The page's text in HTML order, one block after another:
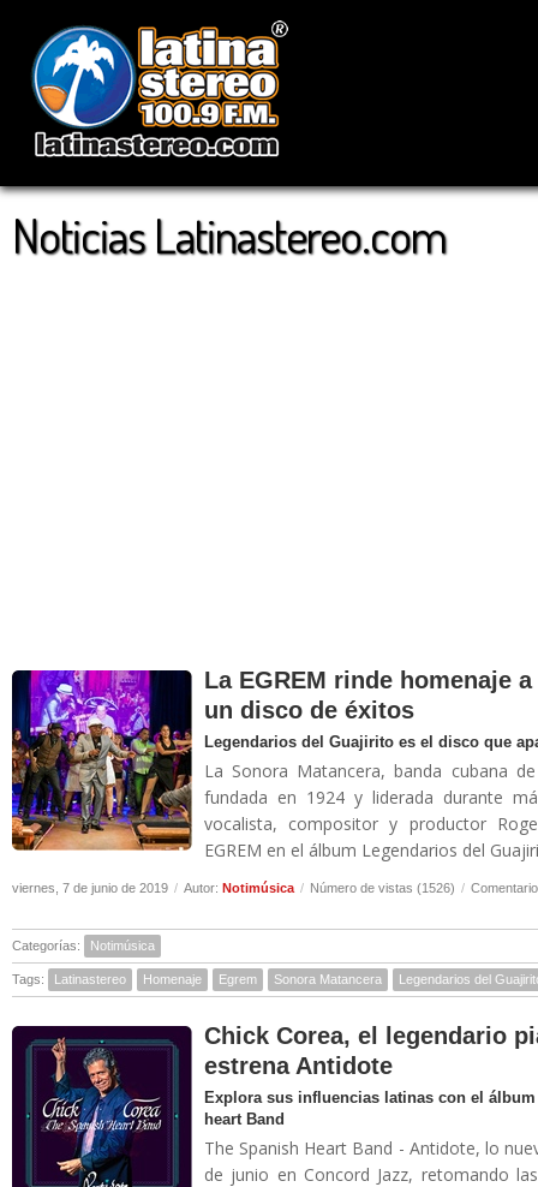
Noticias Latinastereo.com
La EGREM rinde homenaje
un disco de éxitos
Legendarios del Guajirito es el disco que
La Sonora Matancera, banda cubana
fundada en 1924 y liderada durante
vocalista, compositor y productor
EGREM en el álbum Legendarios del
viernes, 7 de junio de 2019 / Autor: Notimúsica / Número de vistas (1526) /
Categorías: Notimúsica
Tags: Latinastereo Homenaje Egrem Sonora Matancera Legendarios del
Chick Corea, el legendario
estrena Antidote
Explora sus influencias latinas con el
heart Band
The Spanish Heart Band - Antidote, lo
de junio en Concord Jazz, retomando